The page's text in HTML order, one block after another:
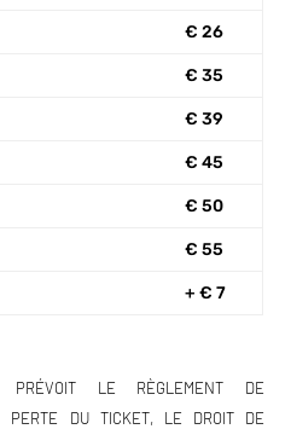
€ 26
€ 35
€ 39
€ 45
€ 50
€ 55
+ € 7
LE RÈGLEMENT DE
PERTE DU TICKET, LE DROIT DE